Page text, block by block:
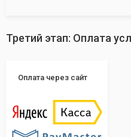
Третий этап: Оплата
Оплата через сайт